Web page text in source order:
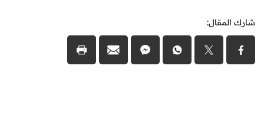
شارك المقال: